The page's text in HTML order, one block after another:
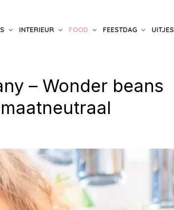
INTERIEUR FOOD FEESTDAG UITJES
– Wonder beans